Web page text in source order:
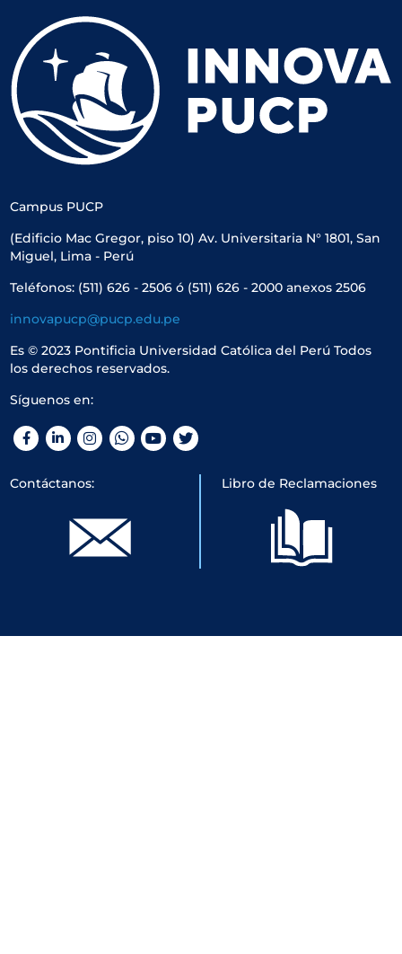
Campus PUCP
(Edificio Mac Gregor, piso 10) Av. Universitaria N° 1801, San
Miguel, Lima - Perú
Teléfonos: (511) 626 - 2506 ó (511) 626 - 2000 anexos 2506
innovapucp@pucp.edu.pe
Es © 2023 Pontificia Universidad Católica del Perú Todos
los derechos reservados.
Síguenos en:
Facebook
LinkedInInstagramWhatsApp
YouTubeTwitter
Contáctanos: Libro de Reclamaciones